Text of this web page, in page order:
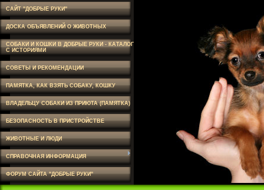
САЙТ "ДОБРЫЕ РУКИ"
ДОСКА ОБЪЯВЛЕНИЙ О ЖИВОТНЫХ
СОБАКИ И КОШКИ В ДОБРЫЕ РУКИ - КАТАЛОГ
С ИСТОРИЯМИ
СОВЕТЫ И РЕКОМЕНДАЦИИ
ПАМЯТКА, КАК ВЗЯТЬ СОБАКУ, КОШКУ
ВЛАДЕЛЬЦУ СОБАКИ ИЗ ПРИЮТА (ПАМЯТКА)
БЕЗОПАСНОСТЬ В ПРИСТРОЙСТВЕ
ЖИВОТНЫЕ И ЛЮДИ
СПРАВОЧНАЯ ИНФОРМАЦИЯ
ФОРУМ САЙТА "ДОБРЫЕ РУКИ"